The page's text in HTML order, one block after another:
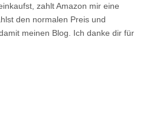
zahlt Amazon mir eine
den normalen Preis und
meinen Blog. Ich danke dir für